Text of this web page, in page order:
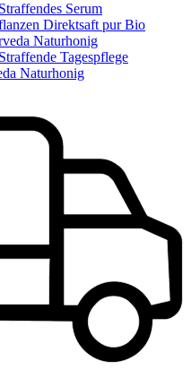
Serum
Direktsaft pur Bio
Naturhonig
Tagespflege
Naturhonig